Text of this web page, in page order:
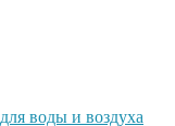
воды и воздуха